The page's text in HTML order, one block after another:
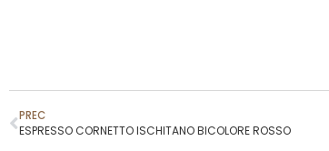
PREC
ESPRESSO CORNETTO ISCHITANO BICOLORE ROSSO